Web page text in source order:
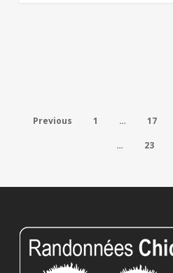
Previous 1 … 17
… 23